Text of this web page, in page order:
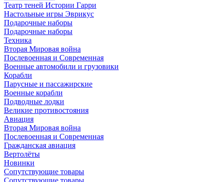
Театр теней Истории Гарри
Настольные игры Эврикус
Подарочные наборы
Подарочные наборы
Техника
Вторая Мировая война
Послевоенная и Современная
Военные автомобили и грузовики
Корабли
Парусные и пассажирские
Военные корабли
Подводные лодки
Великие противостояния
Авиация
Вторая Мировая война
Послевоенная и Современная
Гражданская авиация
Вертолёты
Новинки
Сопутствующие товары
Сопутствующие товары